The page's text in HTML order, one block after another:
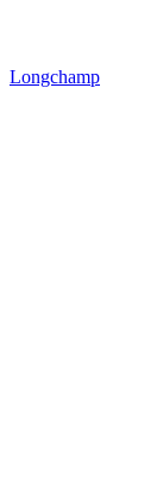
Longchamp